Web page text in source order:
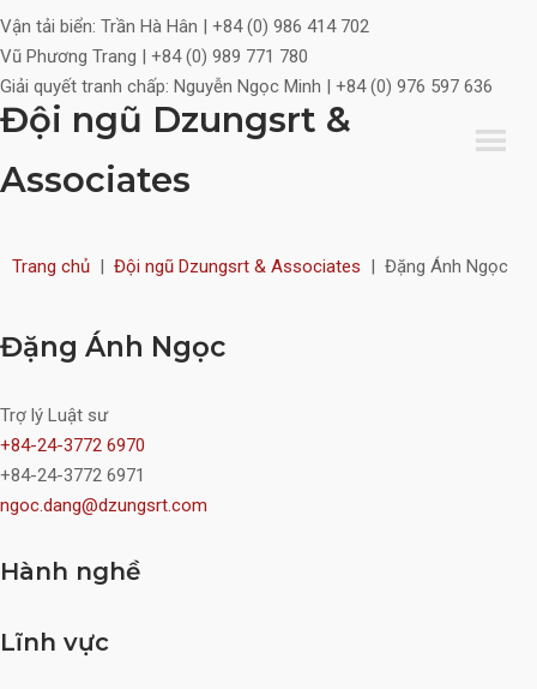
Vận tải biển: Trần Hà Hân | +84 (0) 986 414 702
Vũ Phương Trang | +84 (0) 989 771 780
Giải quyết tranh chấp: Nguyễn Ngọc Minh | +84 (0) 976 597 636
Đội ngũ Dzungsrt &
Associates
Trang chủ | Đội ngũ Dzungsrt & Associates | Đặng Ánh Ngọc
Đặng Ánh Ngọc
Trợ lý Luật sư
+84-24-3772 6970
+84-24-3772 6971
ngoc.dang@dzungsrt.com
Hành nghề
Lĩnh vực